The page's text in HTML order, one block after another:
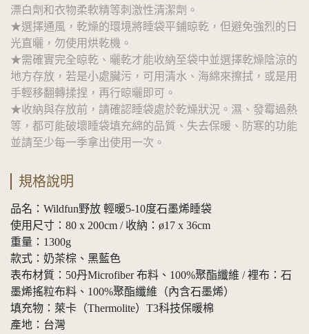
漂白劑和衣物柔軟精等刺激性清潔劑。
★選擇通風，乾燥的環境將睡袋平鋪晾乾，但避免強烈的日
光直曬，勿使用烘乾機。
★需確實完全晾乾、曬乾才能收納至袋中並選擇乾燥陰涼的
地方存放，若是小處臟污，可用清水、海綿來擦拭，或是用
手輕移翻轉揉捏，再行晾曬即可。
★收納與存放前，請確認睡袋處於乾燥狀況。濕、發霉過熱
等，都可能破壞睡袋填充綿的品質、失去保暖、防寒的功能
並請至少每一季拿出使用一次。
規格說明
品名：Wildfun野放 輕暖5-10度石墨烯睡袋
使用尺寸：80 x 200cm / 收納：ø17 x 36cm
重量：1300g
款式：奶茶棕、黑藍色
表布材質：50丹Microfiber 布料、100%聚酯纖維 / 裡布：石
墨烯搖粒布料、100%聚酯纖維（內含石墨烯）
填充物：萊卡（Thermolite）T3科技保暖棉
產地：台灣